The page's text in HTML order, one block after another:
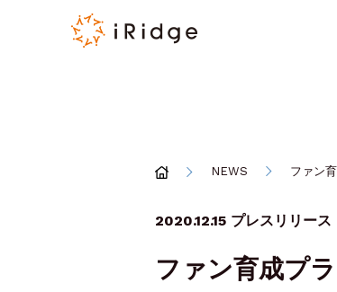
NEWS ファン
2020.12.15 プレスリリース
ファン育成プ